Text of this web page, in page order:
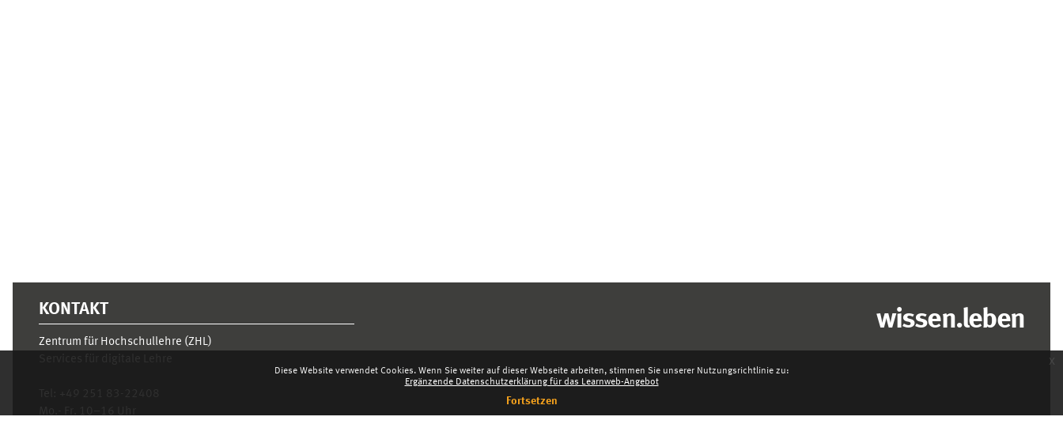
Diese Website verwendet Cookies. Wenn Sie weiter auf dieser Webseite arbeiten, stimmen Sie unserer Nutzungsrichtlinie zu:
Ergänzende Datenschutzerklärung für das Learnweb-Angebot
Fortsetzen
x
KONTAKT
Zentrum für Hochschullehre (ZHL)
wissen.leben